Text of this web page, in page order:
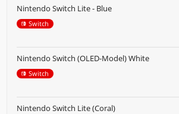
Nintendo Switch Lite - Blue
Switch
Nintendo Switch (OLED-Model) White
Switch
Nintendo Switch Lite (Coral)